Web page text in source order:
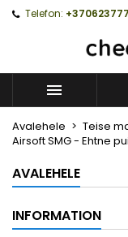
Telefon:

Avalehele Teise
Airsoft SMG - Ehtne
AVALEHELE
INFORMATION